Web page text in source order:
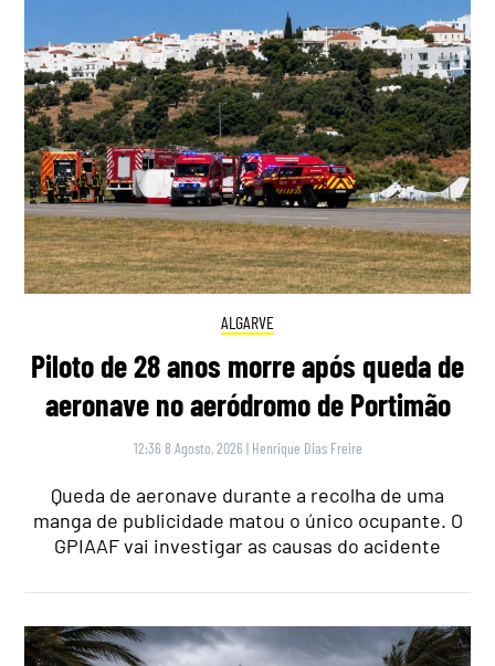
ALGARVE
Piloto de 28 anos morre após queda de
aeronave no aeródromo de Portimão
12:36 8 Agosto, 2026 | Henrique Dias Freire
Queda de aeronave durante a recolha de uma
manga de publicidade matou o único ocupante. O
GPIAAF vai investigar as causas do acidente